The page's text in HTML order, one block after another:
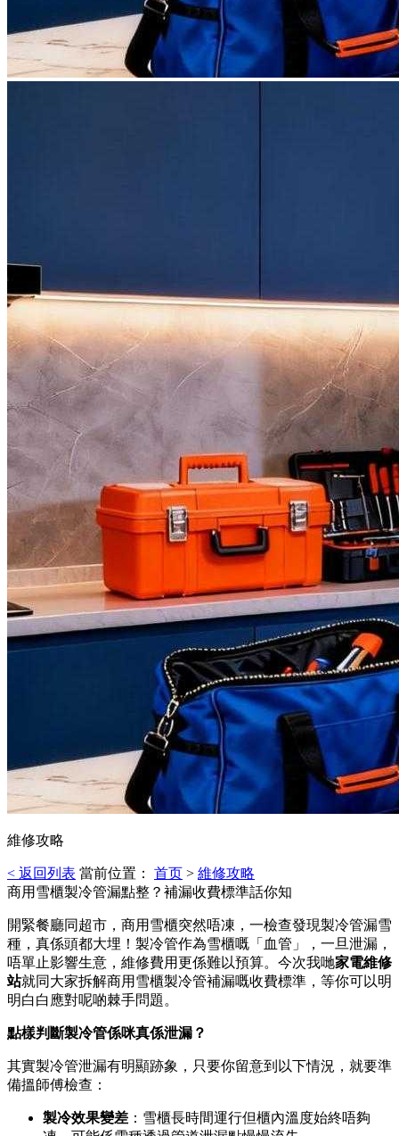
維修攻略
< 返回列表 當前位置： 首页 > 維修攻略
商用雪櫃製冷管漏點整？補漏收費標準話你知
開緊餐廳同超市，商用雪櫃突然唔凍，一檢查發現製冷管漏雪
種，真係頭都大埋！製冷管作為雪櫃嘅「血管」，一旦泄漏，
唔單止影響生意，維修費用更係難以預算。今次我哋家電維修
站就同大家拆解商用雪櫃製冷管補漏嘅收費標準，等你可以明
明白白應對呢啲棘手問題。
點樣判斷製冷管係咪真係泄漏？
其實製冷管泄漏有明顯跡象，只要你留意到以下情況，就要準
備搵師傅檢查：
製冷效果變差 ：雪櫃長時間運行但櫃內溫度始終唔夠